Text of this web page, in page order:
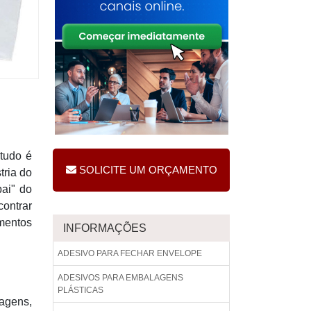
é
do
do
SOLICITE UM ORÇAMENTO
INFORMAÇÕES
ADESIVO PARA FECHAR ENVELOPE
ADESIVOS PARA EMBALAGENS
PLÁSTICAS